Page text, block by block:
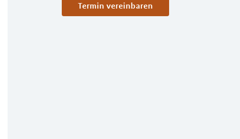
Termin vereinbaren